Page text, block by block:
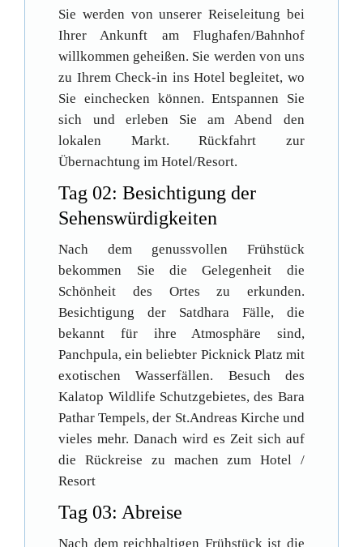
Sie werden von unserer Reiseleitung bei
Ihrer Ankunft am Flughafen/Bahnhof
willkommen geheißen. Sie werden von uns
zu Ihrem Check-in ins Hotel begleitet, wo
Sie einchecken können. Entspannen Sie
sich und erleben Sie am Abend den
lokalen Markt. Rückfahrt zur
Übernachtung im Hotel/Resort.
Tag 02: Besichtigung der
Sehenswürdigkeiten
Nach dem genussvollen Frühstück
bekommen Sie die Gelegenheit die
Schönheit des Ortes zu erkunden.
Besichtigung der Satdhara Fälle, die
bekannt für ihre Atmosphäre sind,
Panchpula, ein beliebter Picknick Platz mit
exotischen Wasserfällen. Besuch des
Kalatop Wildlife Schutzgebietes, des Bara
Pathar Tempels, der St.Andreas Kirche und
vieles mehr. Danach wird es Zeit sich auf
die Rückreise zu machen zum Hotel /
Resort
Tag 03: Abreise
Nach dem reichhaltigen Frühstück ist die